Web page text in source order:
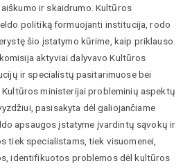
ir skaidrumo. Kultūros
politiką formuojanti institucija, rodo
šio įstatymo kūrime, kaip priklauso.
aktyviai dalyvavo Kultūros
ir specialistų pasitarimuose bei
Kultūros ministerijai probleminių aspektų
pasisakyta dėl galiojančiame
apsaugos įstatyme įvardintų sąvokų ir
tiek specialistams, tiek visuomenei,
identifikuotos problemos dėl kultūros